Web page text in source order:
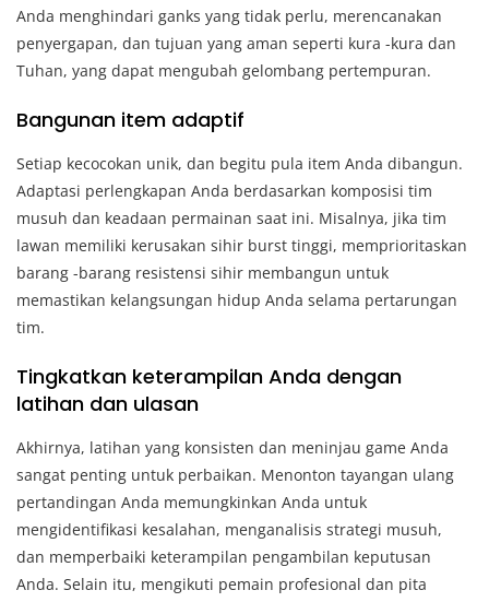
Anda menghindari ganks yang tidak perlu, merencanakan
penyergapan, dan tujuan yang aman seperti kura -kura dan
Tuhan, yang dapat mengubah gelombang pertempuran.
Bangunan item adaptif
Setiap kecocokan unik, dan begitu pula item Anda dibangun.
Adaptasi perlengkapan Anda berdasarkan komposisi tim
musuh dan keadaan permainan saat ini. Misalnya, jika tim
lawan memiliki kerusakan sihir burst tinggi, memprioritaskan
barang -barang resistensi sihir membangun untuk
memastikan kelangsungan hidup Anda selama pertarungan
tim.
Tingkatkan keterampilan Anda dengan
latihan dan ulasan
Akhirnya, latihan yang konsisten dan meninjau game Anda
sangat penting untuk perbaikan. Menonton tayangan ulang
pertandingan Anda memungkinkan Anda untuk
mengidentifikasi kesalahan, menganalisis strategi musuh,
dan memperbaiki keterampilan pengambilan keputusan
Anda. Selain itu, mengikuti pemain profesional dan pita